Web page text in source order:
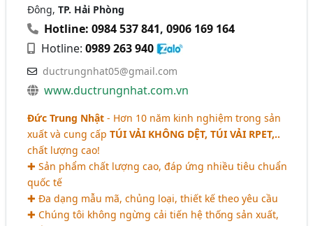
Đông,TP. Hải Phòng
Hotline: 0984 537 841,0906 169 164
Hotline:0989 263 940
ductrungnhat05@gmail.com
www.ductrungnhat.com.vn
Đức Trung Nhật - Hơn 10 năm kinh nghiệm trong sản
xuất và cung cấpTÚI VẢI KHÔNG DỆT, TÚI VẢI RPET,..
chất lượng cao!
✚ Sản phẩm chất lượng cao, đáp ứng nhiều tiêu chuẩn
quốc tế
✚ Đa dạng mẫu mã, chủng loại, thiết kế theo yêu cầu
✚ Chúng tôi không ngừng cải tiến hệ thống sản xuất,